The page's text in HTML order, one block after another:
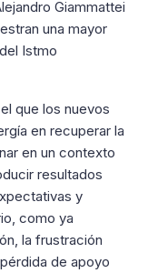
Giammattei
una mayor
Istmo
que los nuevos
en recuperar la
en un contexto
resultados
y
como ya
la frustración
de apoyo